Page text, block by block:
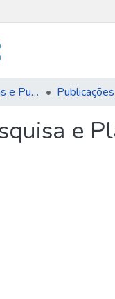
Navegar por Revistas e Publicações Seriadas
e